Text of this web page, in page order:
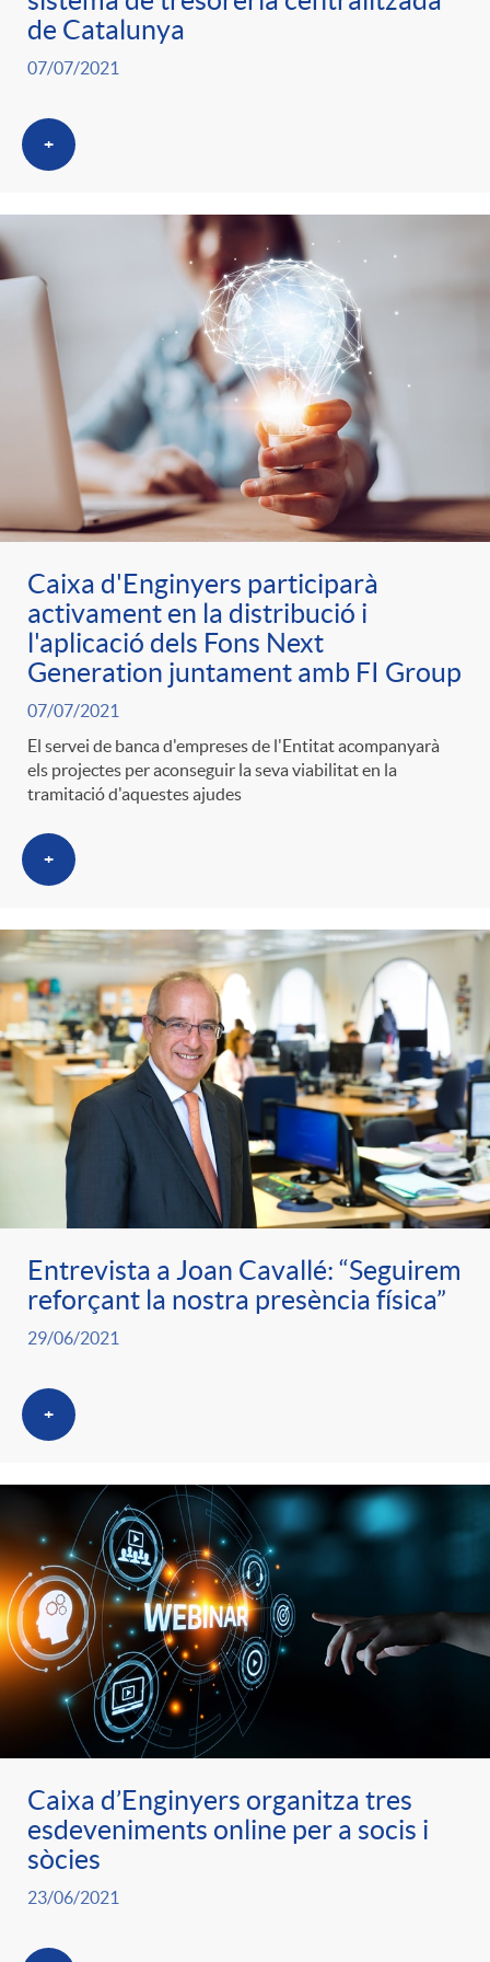
g
r
i
a
s
de Catalunya
07/07/2021
+
Caixa d'Enginyers participarà
activament en la distribució i
l'aplicació dels Fons Next
Generation juntament amb FI Group
07/07/2021
El servei de banca d'empreses de l'Entitat acompanyarà
els projectes per aconseguir la seva viabilitat en la
tramitació d'aquestes ajudes
+
Entrevista a Joan Cavallé: “Seguirem
reforçant la nostra presència física”
29/06/2021
+
Caixa d’Enginyers organitza tres
esdeveniments online per a socis i
sòcies
23/06/2021